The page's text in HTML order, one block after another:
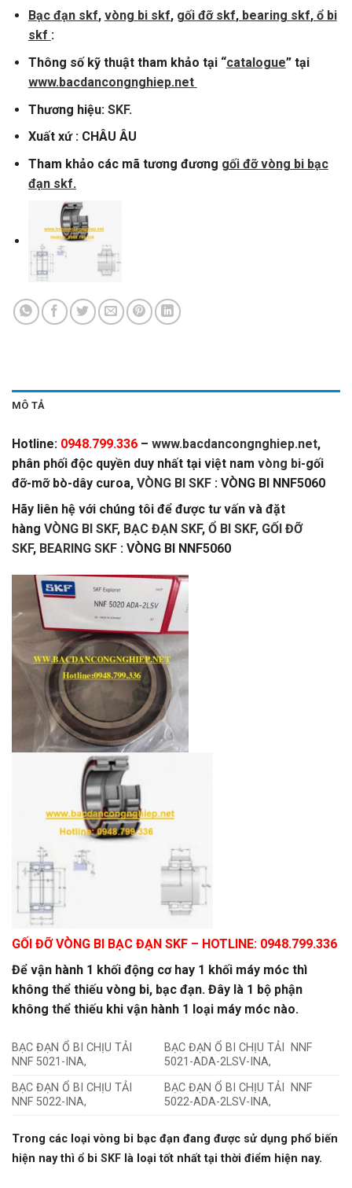
Bạc đạn skf, vòng bi skf, gối đỡ skf, bearing skf, ổ bi
skf :
Thông số kỹ thuật tham khảo tại “catalogue” tại
www.bacdancongnghiep.net
Thương hiệu: SKF.
Xuất xứ : CHÂU ÂU
Tham khảo các mã tương đương gối đỡ vòng bi bạc
đạn skf.
MÔ TẢ
Hotline: 0948.799.336 – www.bacdancongnghiep.net,
phân phối độc quyền duy nhất tại việt nam vòng bi-gối
đỡ-mỡ bò-dây curoa, VÒNG BI SKF : VÒNG BI NNF5060
Hãy liên hệ với chúng tôi để được tư vấn và đặt
hàng VÒNG BI SKF, BẠC ĐẠN SKF, Ổ BI SKF, GỐI ĐỠ
SKF, BEARING SKF : VÒNG BI NNF5060
GỐI ĐỠ VÒNG BI BẠC ĐẠN SKF – HOTLINE: 0948.799.336
Để vận hành 1 khối động cơ hay 1 khối máy móc thì
không thể thiếu vòng bi, bạc đạn. Đây là 1 bộ phận
không thể thiếu khi vận hành 1 loại máy móc nào.
BẠC ĐẠN Ổ BI CHỊU TẢI
NNF 5021-INA,
BẠC ĐẠN Ổ BI CHỊU TẢI NNF
5021-ADA-2LSV-INA,
BẠC ĐẠN Ổ BI CHỊU TẢI
NNF 5022-INA,
BẠC ĐẠN Ổ BI CHỊU TẢI NNF
5022-ADA-2LSV-INA,
Trong các loại vòng bi bạc đạn đang được sử dụng phổ biến
hiện nay thì ổ bi SKF là loại tốt nhất tại thời điểm hiện nay.